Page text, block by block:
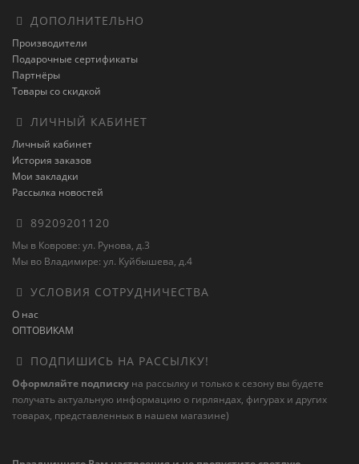
ДОПОЛНИТЕЛЬНО
Производители
Подарочные сертификаты
Партнёры
Товары со скидкой
ЛИЧНЫЙ КАБИНЕТ
Личный кабинет
История заказов
Мои закладки
Рассылка новостей
89209201120
Мы в Коврове: ул. Рунова, д.3
Мы во Владимире: ул. Куйбышева, д.4
УСЛОВИЯ СОТРУДНИЧЕСТВА
О нас
ОПТОВИКАМ
ПОДПИШИСЬ НА РАССЫЛКУ!
Оформляйте подписку на рассылку и только к сезону вы будете
получать актуальную информацию о гирляндах, фигурах и других
товарах, представленных в нашем магазине)